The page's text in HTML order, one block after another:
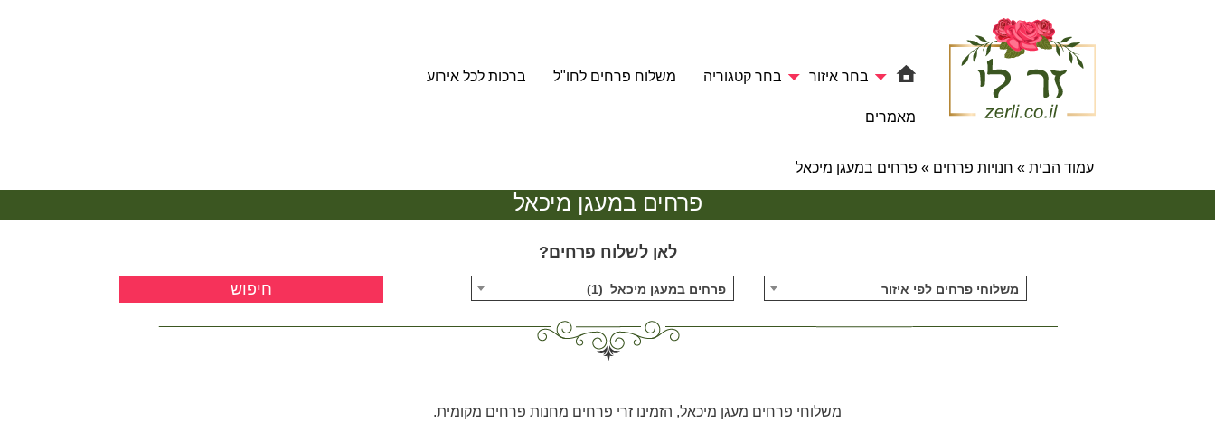
בחר איזור בחר קטגוריה משלוח פרחים לחו"ל ברכות לכל אירוע
מאמרים
עמוד הבית » חנויות פרחים » פרחים במעגן מיכאל
פרחים במעגן מיכאל
לאן לשלוח פרחים?
משלוחי פרחים לפי איזור פרחים במעגן מיכאל (1)
משלוחי פרחים מעגן מיכאל, הזמינו זרי פרחים מחנות פרחים מקומית.